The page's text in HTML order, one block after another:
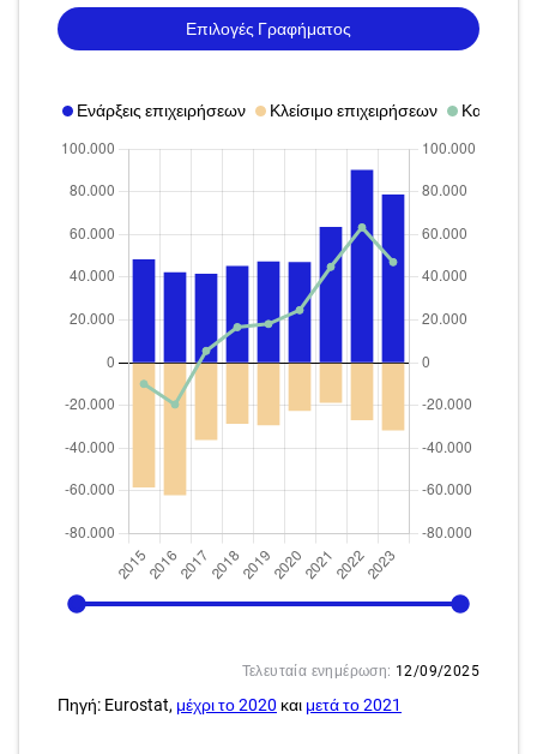
Επιλογές Γραφήματος
Ενάρξεις επιχειρήσεων Κλείσιμο επιχειρήσεων Καθαρή
Τελευταία ενημέρωση: 12/09/2025
Πηγή: Eurostat, μέχρι το 2020 και μετά το 2021